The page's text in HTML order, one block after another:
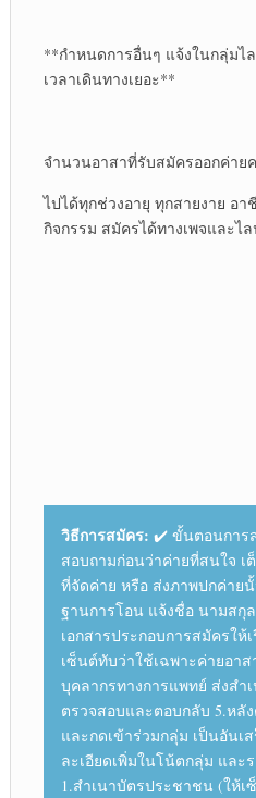
**กำหนดการอื่นๆ แจ้งในกลุ่มไ
เวลาเดินทางเยอะ**
จำนวนอาสาที่รับสมัครออกค่าย​
ไปได้ทุกช่วงอายุ ทุกสายงาย
กิจกรรม สมัครได้ทางเพจ​และ​ไล
วิธีการสมัคร: ✔️ ขั้นตอนการส
สอบถามก่อนว่าค่ายที่สนใจ เ
ที่จัดค่าย หรือ ส่งภาพปกค่าย
ฐานการโอน แจ้ง​ชื่อ​ นามสกุ
เอกสารประกอบการสมัครใ
เซ็นต์​ทับว่าใช้เฉพาะค่ายอา
บุคลากร​ทาง​การแพทย์​ ส่งสำ
ตรวจสอบและตอบกลับ 5.หลั
และกดเข้าร่วมกลุ่ม เป็นอันเ
ละเอียดเพิ่มในโน้ตกลุ่ม และ
1.สำเนาบัตรประชาชน​ (ให้